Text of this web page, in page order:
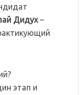
Дидух–
этап и